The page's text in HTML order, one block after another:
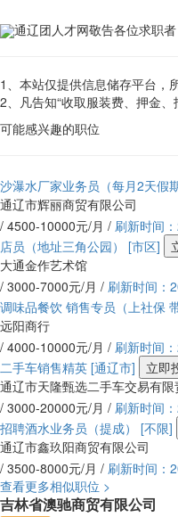
通辽团人才网敬告各位求职
1、本站仅提供信息储存平台，
2、凡告知“收取服装费、押金
可能感兴趣的职位
沙瀑水厂家业务员（每月2天假
通辽市辉丽商贸有限公司
/ 4500-10000元/月 / 刷新时间
店员（地址三角公园） [市区]
大通金作艺术馆
/ 3000-7000元/月 / 刷新时间：
调味品餐饮 销售专员（上社保
远阳商行
/ 4000-10000元/月 / 刷新时间
二手车销售精英 [通辽市]
立即
通辽市天隆甄选二手车交易有限
/ 3000-20000元/月 / 刷新时间
招聘酒水业务员（提成） [不限]
通辽市鑫玖阳商贸有限公司
/ 3500-8000元/月 / 刷新时间：
查看更多相似职位 >
吉林省澳驰商贸有限公司